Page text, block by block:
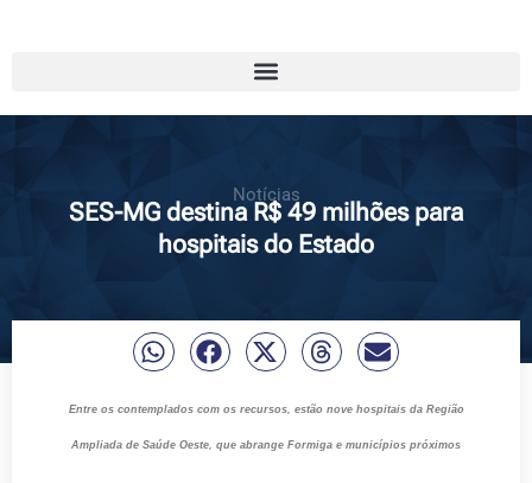
Notícias
SES-MG destina R$ 49 milhões para
hospitais do Estado
Entre os contemplados com os recursos, estão nove hospitais da Região
Ampliada de Saúde Oeste, que abrange Formiga e municípios próximos